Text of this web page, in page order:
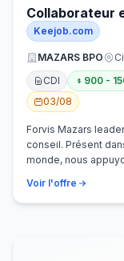
Collaborateur
Keejob.com
MAZARS BPO
CDI
900 -
03/08
Forvis Mazars
conseil. Présent
monde, nous
Voir l'offre